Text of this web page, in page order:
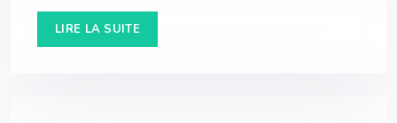
LIRE LA SUITE